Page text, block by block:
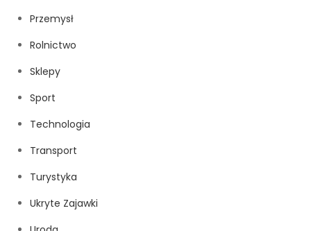
Przemysł
Rolnictwo
Sklepy
Sport
Technologia
Transport
Turystyka
Ukryte Zajawki